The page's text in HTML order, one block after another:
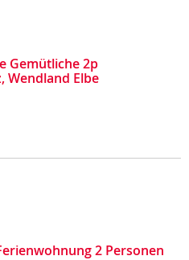
Gemütliche 2p
Wendland Elbe
2 Personen